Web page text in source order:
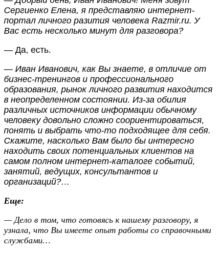
Сергиенко Елена, я представляю интернет-
портал личного разития человека Razmir.ru. У
Вас есть несколько минут для разговора?
— Да, есть.
— Иван Иванович, как Вы знаете, в отличие от
бизнес-тренингов и профессионального
образования, рынок личного развития находится
в неопределенном состоянии. Из-за обилия
различных источников информации обычному
человеку довольно сложно соориентироваться,
понять и выбрать что-то подходящее для себя.
Скажите, насколько Вам было бы интересно
находить своих потенциальных клиентов на
самом полном интернет-каталоге событий,
занятий, ведущих, консультантов и
организаций?…
Еще:
— Дело в том, что готовясь к нашему разговору, я
узнала, что Вы имеете опыт работы со справочными
службами…